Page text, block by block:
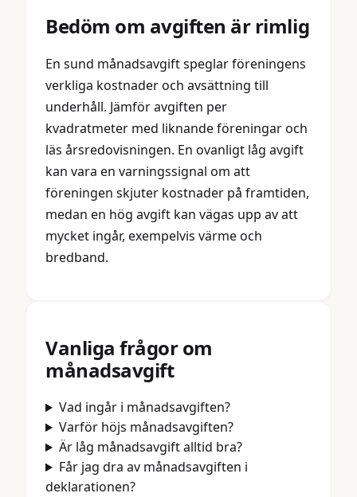
Bedöm om avgiften är rimlig
En sund månadsavgift speglar föreningens
verkliga kostnader och avsättning till
underhåll. Jämför avgiften per
kvadratmeter med liknande föreningar och
läs årsredovisningen. En ovanligt låg avgift
kan vara en varningssignal om att
föreningen skjuter kostnader på framtiden,
medan en hög avgift kan vägas upp av att
mycket ingår, exempelvis värme och
bredband.
Vanliga frågor om
månadsavgift
Vad ingår i månadsavgiften?
Varför höjs månadsavgiften?
Är låg månadsavgift alltid bra?
Får jag dra av månadsavgiften i
deklarationen?